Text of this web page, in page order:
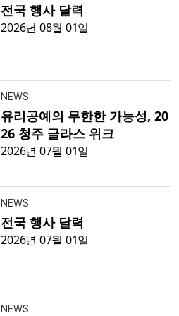
전국 행사 달력
2026년 08월 01일
NEWS
유리공예의 무한한 가능성, 20
26 청주 글라스 위크
2026년 07월 01일
NEWS
전국 행사 달력
2026년 07월 01일
NEWS